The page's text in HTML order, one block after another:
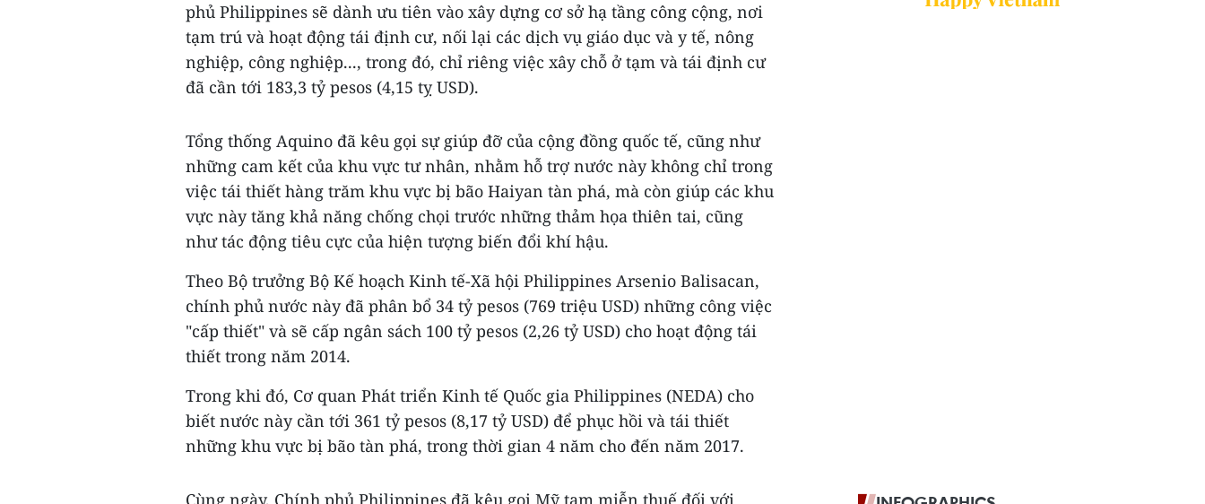
phủ Philippines sẽ dành ưu tiên vào xây dựng cơ sở hạ tầng công cộng, nơi
tạm trú và hoạt động tái định cư, nối lại các dịch vụ giáo dục và y tế, nông
nghiệp, công nghiệp..., trong đó, chỉ riêng việc xây chỗ ở tạm và tái định cư
đã cần tới 183,3 tỷ pesos (4,15 tỵ USD).
Tổng thống Aquino đã kêu gọi sự giúp đỡ của cộng đồng quốc tế, cũng như
những cam kết của khu vực tư nhân, nhằm hỗ trợ nước này không chỉ trong
việc tái thiết hàng trăm khu vực bị bão Haiyan tàn phá, mà còn giúp các khu
vực này tăng khả năng chống chọi trước những thảm họa thiên tai, cũng
như tác động tiêu cực của hiện tượng biến đổi khí hậu.
Theo Bộ trưởng Bộ Kế hoạch Kinh tế-Xã hội Philippines Arsenio Balisacan,
chính phủ nước này đã phân bổ 34 tỷ pesos (769 triệu USD) những công việc
"cấp thiết" và sẽ cấp ngân sách 100 tỷ pesos (2,26 tỷ USD) cho hoạt động tái
thiết trong năm 2014.
Trong khi đó, Cơ quan Phát triển Kinh tế Quốc gia Philippines (NEDA) cho
biết nước này cần tới 361 tỷ pesos (8,17 tỷ USD) để phục hồi và tái thiết
những khu vực bị bão tàn phá, trong thời gian 4 năm cho đến năm 2017.
Cùng ngày, Chính phủ Philippines đã kêu gọi Mỹ tạm miễn thuế đối với